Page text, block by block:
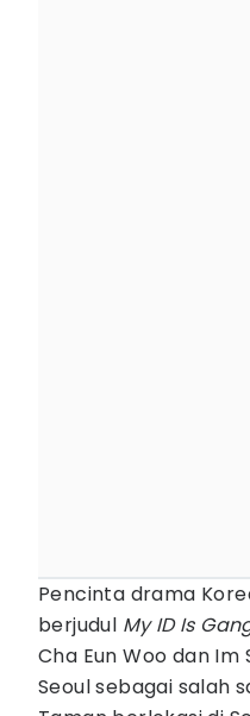
Pencinta drama
berjudul My ID Is
Cha Eun Woo dan Im
Seoul sebagai salah